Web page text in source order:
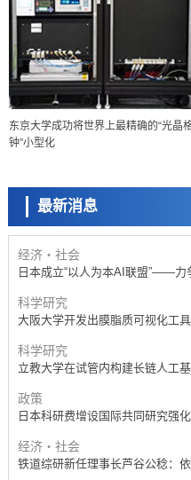
东京大学成功将世界上最精确的“光晶
钟”小型化
最新消息
政策
日本科研费增设国际共同研究强
展研究
科学研究
京都大学高效生成光的构成单元“
经济・社会
日本成立“以人为本AI联盟”——力
产学合作推进研发
科学研究
大阪大学开发出膜脂质可视化工
科学研究
立教大学在试管内构建长链人工
政策
日本科研费增设国际共同研究强
经济・社会
铁道综研新任理事长芦谷公稔：
科学研究
东京大学通过叶绿体基因组编辑